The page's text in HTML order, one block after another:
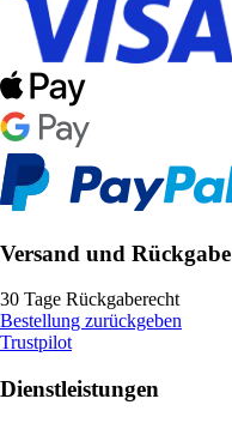
Versand und Rückgabe
30 Tage Rückgaberecht
Bestellung zurückgeben
Trustpilot
Dienstleistungen